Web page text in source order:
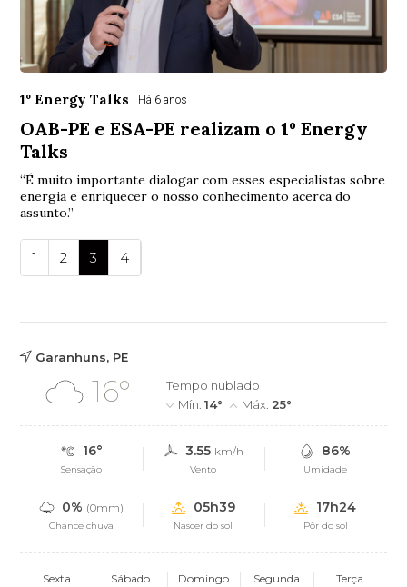
1º Energy Talks Há 6 anos
OAB-PE e ESA-PE realizam o 1º Energy
Talks
“É muito importante dialogar com esses especialistas sobre
energia e enriquecer o nosso conhecimento acerca do
assunto.”
1 2 3 4
Garanhuns, PE
16°
Tempo nublado
Mín.14° Máx. 25°
16°
Sensação
3.55 km/h
Vento
86%
Umidade
0% (0mm)
Chance chuva
05h39
Nascer do sol
17h24
Pôr do sol
Sexta Sábado Domingo Segunda Terça